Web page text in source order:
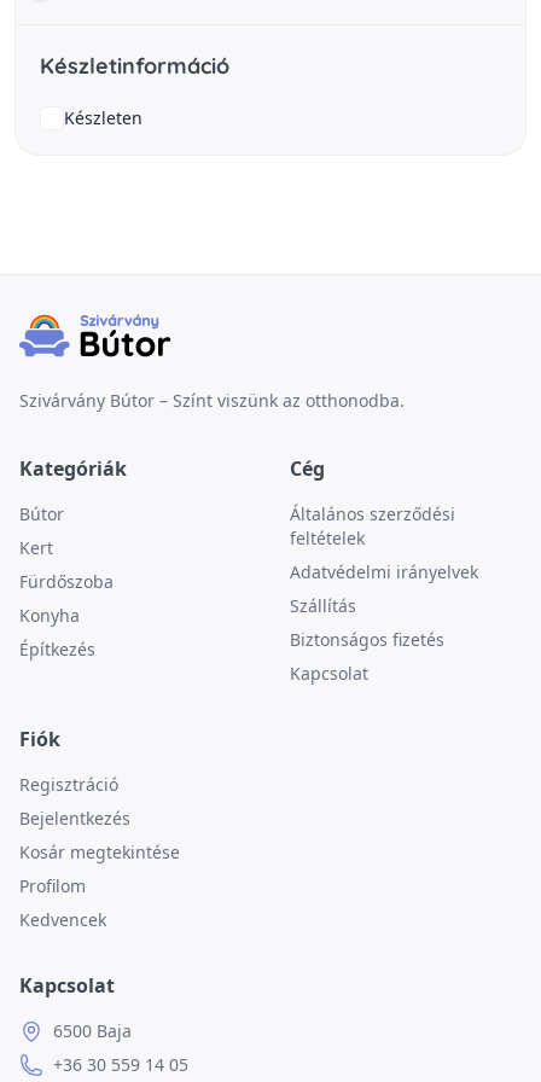
Készletinformáció
Készleten
Szivárvány Bútor – Színt viszünk az otthonodba.
Kategóriák
Bútor
Kert
Fürdőszoba
Konyha
Építkezés
Cég
Általános szerződési
feltételek
Adatvédelmi irányelvek
Szállítás
Biztonságos fizetés
Kapcsolat
Fiók
Regisztráció
Bejelentkezés
Kosár megtekintése
Profilom
Kedvencek
Kapcsolat
6500 Baja
+36 30 559 14 05